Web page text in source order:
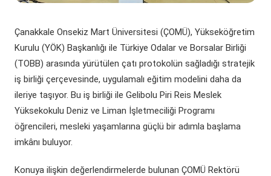
Çanakkale Onsekiz Mart Üniversitesi (ÇOMÜ), Yükseköğretim
Kurulu (YÖK) Başkanlığı ile Türkiye Odalar ve Borsalar Birliği
(TOBB) arasında yürütülen çatı protokolün sağladığı stratejik
iş birliği çerçevesinde, uygulamalı eğitim modelini daha da
ileriye taşıyor. Bu iş birliği ile Gelibolu Piri Reis Meslek
Yüksekokulu Deniz ve Liman İşletmeciliği Programı
öğrencileri, mesleki yaşamlarına güçlü bir adımla başlama
imkânı buluyor.
Konuya ilişkin değerlendirmelerde bulunan ÇOMÜ Rektörü
İç Denetim Birim B.(yeni sekmede açılır)
Çanakkale Teknopark(yeni sekmede açılır)
Proje Destek Ofisi
Etik Kurulları